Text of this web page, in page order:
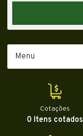
Menu
Cotações
0 Itens cotados